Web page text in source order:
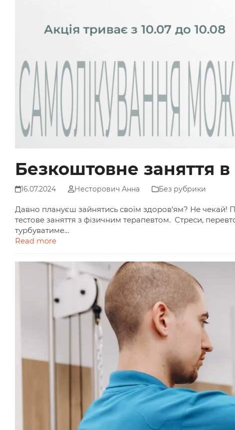
Безкоштовне заняття в
16.07.2024 Несторович Анна Без рубрики
Давно плануєш зайнятись своїм здоров'ям? Не чекай!
тестове заняття з фізичним терапевтом. Стреси,
турбуватиме…
Read more